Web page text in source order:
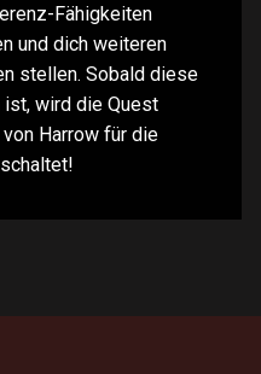
Fähigkeiten
und dich weiteren
stellen. Sobald diese
wird die Quest
Harrow für die